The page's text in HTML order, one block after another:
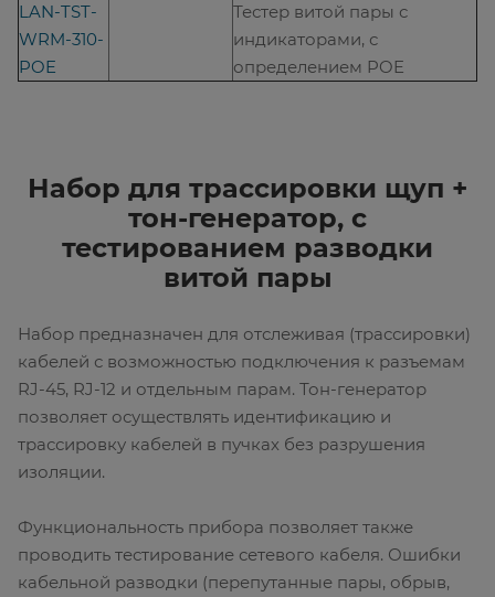
LAN-TST-
WRM-310-
POE
Тестер витой пары с
индикаторами, с
определением POE
Набор для трассировки щуп +
тон-генератор, с
тестированием разводки
витой пары
Набор предназначен для отслеживая (трассировки)
кабелей с возможностью подключения к разъемам
RJ-45, RJ-12 и отдельным парам. Тон-генератор
позволяет осуществлять идентификацию и
трассировку кабелей в пучках без разрушения
изоляции.
Функциональность прибора позволяет также
проводить тестирование сетевого кабеля. Ошибки
кабельной разводки (перепутанные пары, обрыв,